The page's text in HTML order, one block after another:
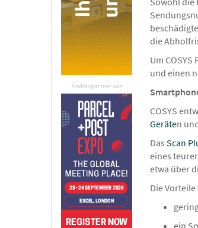
Medienpartner von
die
Um
und einen
COSYS
Geräten
Das Scan
eines
etwa über
Die